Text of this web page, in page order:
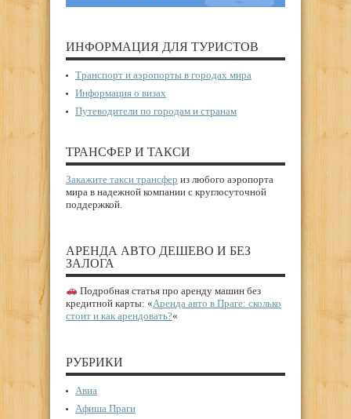
ИНФОРМАЦИЯ ДЛЯ ТУРИСТОВ
Транспорт и аэропорты в городах мира
Информация о визах
Путеводители по городам и странам
ТРАНСФЕР И ТАКСИ
Закажите такси трансфер из любого аэропорта
мира в надежной компании с круглосуточной
поддержкой.
АРЕНДА АВТО ДЕШЕВО И БЕЗ
ЗАЛОГА
Подробная статья про аренду машин без
кредитной карты: «Аренда авто в Праге: сколько
стоит и как арендовать?«
РУБРИКИ
Авиа
Афиша Праги